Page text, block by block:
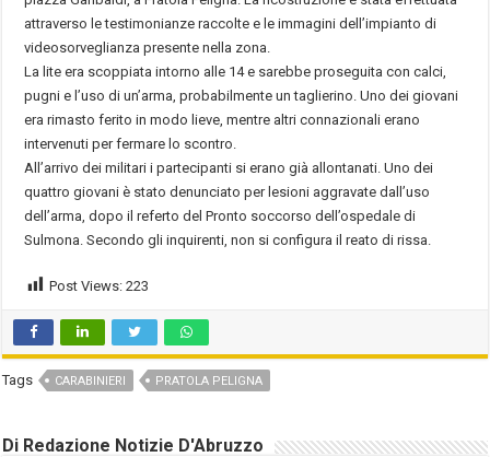
attraverso le testimonianze raccolte e le immagini dell’impianto di
videosorveglianza presente nella zona.
La lite era scoppiata intorno alle 14 e sarebbe proseguita con calci,
pugni e l’uso di un’arma, probabilmente un taglierino. Uno dei giovani
era rimasto ferito in modo lieve, mentre altri connazionali erano
intervenuti per fermare lo scontro.
All’arrivo dei militari i partecipanti si erano già allontanati. Uno dei
quattro giovani è stato denunciato per lesioni aggravate dall’uso
dell’arma, dopo il referto del Pronto soccorso dell’ospedale di
Sulmona. Secondo gli inquirenti, non si configura il reato di rissa.
Post Views: 223
Tags CARABINIERI PRATOLA PELIGNA
Di Redazione Notizie D'Abruzzo